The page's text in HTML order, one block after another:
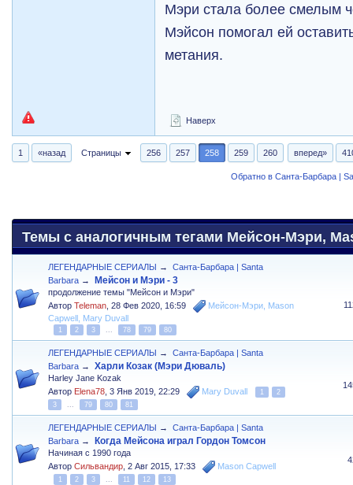
Мэри стала более смелым
Мэйсон помогал ей
метания.
Наверх
1 «назад Страницы 256 257 258 259 260 вперед»
Обратно в Санта-Барбара |
Темы с аналогичным тегами Мейсон-Мэри,
ЛЕГЕНДАРНЫЕ СЕРИАЛЫ →
Санта-Барбара | Santa
Barbara → Мейсон и Мэри - 3
продолжение темы "Мейсон и Мэри"
АвторTeleman ,28 Фев 2020, 16:59 Мейсон-Мэри Mason
Capwell
Mary Duvall
1 2 3 ... 78 79 80
ЛЕГЕНДАРНЫЕ СЕРИАЛЫ →
Санта-Барбара | Santa
Barbara → Харли Козак (Мэри Дюваль)
Harley Jane Kozak
Автор Elena78 ,3 Янв 2019, 22:29 Mary Duvall 1
2
3
... 79 80 81
ЛЕГЕНДАРНЫЕ СЕРИАЛЫ →
Санта-Барбара | Santa
Barbara → Когда Мейсона играл Гордон Томсон
Начиная с 1990 года
АвторСильвандир ,2 Авг 2015, 17:33 Mason Capwell
1 2 3 ... 11 12 13